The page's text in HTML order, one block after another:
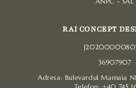
RAI CONCEPT
36907907
Adresa: Bulevardul Mamaia